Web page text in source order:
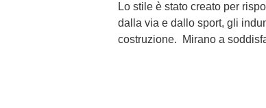
Lo stile è stato creato per
dalla via e dallo sport, gli
costruzione. Mirano a